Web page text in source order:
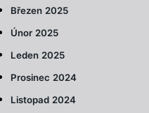
Březen 2025
Únor 2025
Leden 2025
Prosinec 2024
Listopad 2024